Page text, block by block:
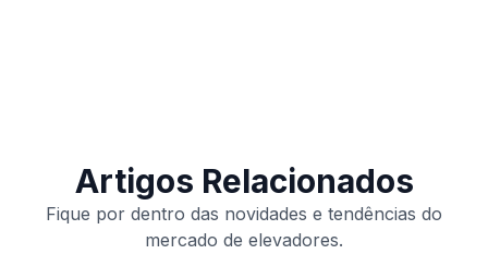
Artigos Relacionados
Fique por dentro das novidades e tendências do
mercado de elevadores.